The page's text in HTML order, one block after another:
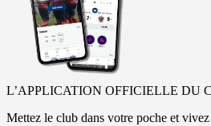
L’APPLICATION OFFICIELLE DU
Mettez le club dans votre poche et